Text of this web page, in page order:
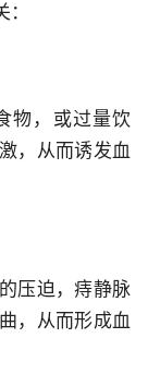
物，或过量饮
，从而诱发血
压迫，痔静脉
，从而形成血